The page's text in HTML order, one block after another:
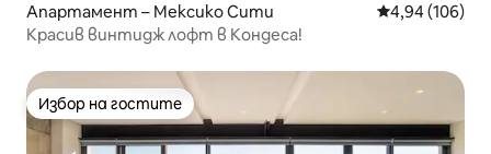
Апартамент – Мексико Сити Средна
4,94 (106)
Красив винтидж лофт в Кондеса!
Избор на гостите
Избор на гостите